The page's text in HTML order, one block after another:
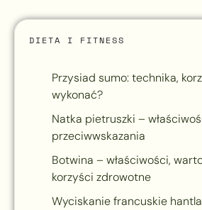
DIETA I FITNESS
Przysiad sumo: technika,
wykonać?
Natka pietruszki –
przeciwwskazania
Botwina – właściwości,
korzyści zdrowotne
Wyciskanie francuskie